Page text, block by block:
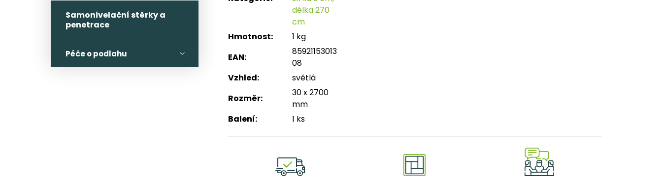
Samonivelační stěrky a
penetrace
Péče o podlahu
délka 270
cm
Hmotnost:
1 kg
EAN:
85921153013
08
Vzhled:
světlá
Rozměr:
30 x 2700
mm
Balení: 1 ks